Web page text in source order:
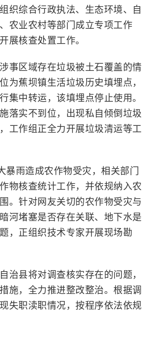
织综合行政执法、生态环境、自
农业农村等部门成立专项工作
展核查处置工作。
事区域存在垃圾被土石覆盖的情
为蕉坝镇生活垃圾历史填埋点，
集中转运，该填埋点停止使用。
落实不到位，出现私自倾倒垃圾
工作组正全力开展垃圾清运等工
暴雨造成农作物受灾，相关部门
物核查统计工作，并依规纳入农
。针对网友关切的农作物受灾与
河堵塞是否存在关联、地下水是
，正组织技术专家开展现场勘
治县将对调查核实存在的问题，
施，全力推进整改整治。根据调
失职渎职情况，按程序依法依规